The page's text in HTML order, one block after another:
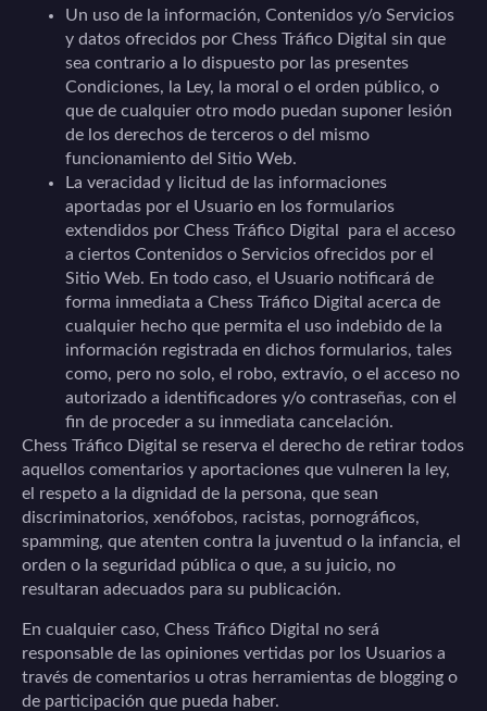
Un uso de la información, Contenidos y/o Servicios
y datos ofrecidos por Chess Tráfico Digital sin que
sea contrario a lo dispuesto por las presentes
Condiciones, la Ley, la moral o el orden público, o
que de cualquier otro modo puedan suponer lesión
de los derechos de terceros o del mismo
funcionamiento del Sitio Web.
La veracidad y licitud de las informaciones
aportadas por el Usuario en los formularios
extendidos por Chess Tráfico Digital
para el acceso
a ciertos Contenidos o Servicios ofrecidos por el
Sitio Web. En todo caso, el Usuario notificará de
forma inmediata a Chess Tráfico Digital acerca de
cualquier hecho que permita el uso indebido de la
información registrada en dichos formularios, tales
como, pero no solo, el robo, extravío, o el acceso no
autorizado a identificadores y/o contraseñas, con el
fin de proceder a su inmediata cancelación.
Chess Tráfico Digital se reserva el derecho de retirar todos
aquellos comentarios y aportaciones que vulneren la ley,
el respeto a la dignidad de la persona, que sean
discriminatorios, xenófobos, racistas, pornográficos,
spamming, que atenten contra la juventud o la infancia, el
orden o la seguridad pública o que, a su juicio, no
resultaran adecuados para su publicación.
En cualquier caso, Chess Tráfico Digital
no será
responsable de las opiniones vertidas por los Usuarios a
través de comentarios u otras herramientas de blogging o
de participación que pueda haber.